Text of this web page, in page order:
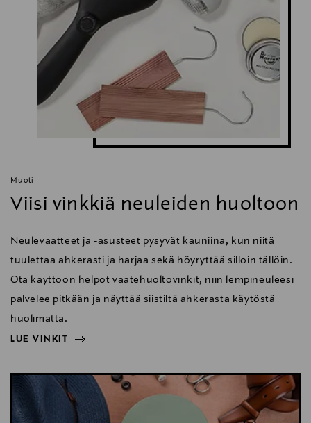
Muoti
Viisi vinkkiä neuleiden huoltoon
Neulevaatteet ja -asusteet pysyvät kauniina, kun niitä
tuulettaa ahkerasti ja harjaa sekä höyryttää silloin tällöin.
Ota käyttöön helpot vaatehuoltovinkit, niin lempineuleesi
palvelee pitkään ja näyttää siistiltä ahkerasta käytöstä
huolimatta.
LUE VINKIT
LUE VINKIT